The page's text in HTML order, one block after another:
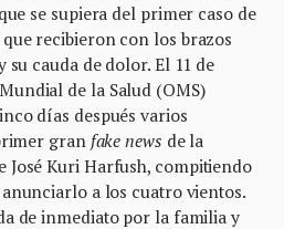
se supiera del primer caso de
recibieron con los brazos
cauda de dolor. El 11 de
de la Salud (OMS)
días después varios
gran fake news de la
José Kuri Harfush, compitiendo
a los cuatro vientos.
de inmediato por la familia y